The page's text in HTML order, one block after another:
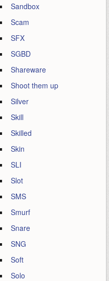
Sandbox
Scam
SFX
SGBD
Shareware
Shoot them up
Silver
Skill
Skilled
Skin
SLI
Slot
SMS
Smurf
Snare
SNG
Soft
Solo